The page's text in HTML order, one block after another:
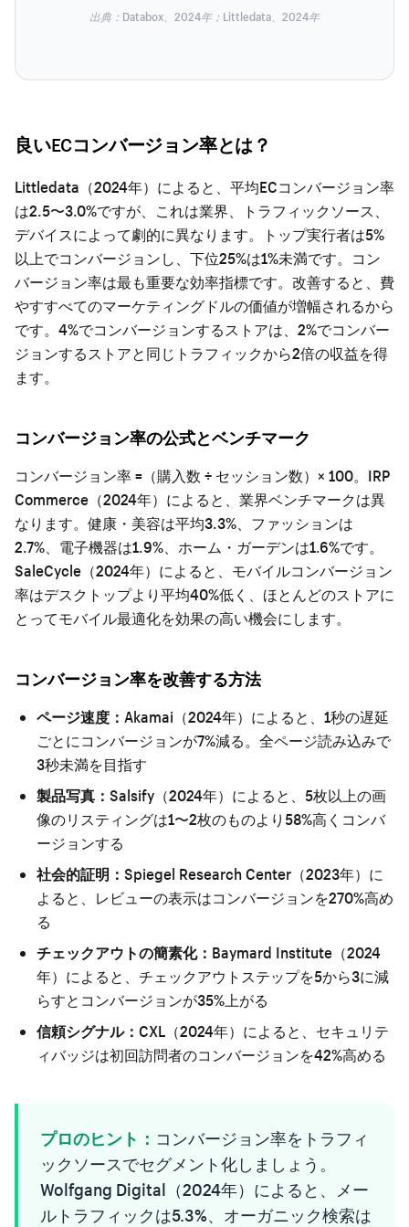
出典：Databox、2024年；Littledata、2024年
良いECコンバージョン率とは？
Littledata（2024年）によると、平均ECコンバージョン率
は2.5〜3.0%ですが、これは業界、トラフィックソース、
デバイスによって劇的に異なります。トップ実行者は5%
以上でコンバージョンし、下位25%は1%未満です。コン
バージョン率は最も重要な効率指標です。改善すると、費
やすすべてのマーケティングドルの価値が増幅されるから
です。4%でコンバージョンするストアは、2%でコンバー
ジョンするストアと同じトラフィックから2倍の収益を得
ます。
コンバージョン率の公式とベンチマーク
コンバージョン率 =（購入数 ÷ セッション数）× 100。IRP
Commerce（2024年）によると、業界ベンチマークは異
なります。健康・美容は平均3.3%、ファッションは
2.7%、電子機器は1.9%、ホーム・ガーデンは1.6%です。
SaleCycle（2024年）によると、モバイルコンバージョン
率はデスクトップより平均40%低く、ほとんどのストアに
とってモバイル最適化を効果の高い機会にします。
コンバージョン率を改善する方法
ページ速度： Akamai（2024年）によると、1秒の遅延
ごとにコンバージョンが7%減る。全ページ読み込みで
3秒未満を目指す
製品写真： Salsify（2024年）によると、5枚以上の画
像のリスティングは1〜2枚のものより58%高くコンバ
ージョンする
社会的証明： Spiegel Research Center（2023年）に
よると、レビューの表示はコンバージョンを270%高め
る
チェックアウトの簡素化： Baymard Institute（2024
年）によると、チェックアウトステップを5から3に減
らすとコンバージョンが35%上がる
信頼シグナル： CXL（2024年）によると、セキュリテ
ィバッジは初回訪問者のコンバージョンを42%高める
プロのヒント： コンバージョン率をトラフィ
ックソースでセグメント化しましょう。
Wolfgang Digital（2024年）によると、メー
ルトラフィックは5.3%、オーガニック検索は